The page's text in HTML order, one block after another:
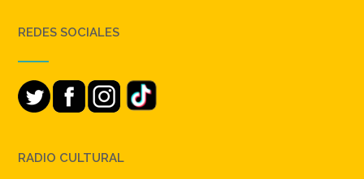
REDES SOCIALES
RADIO CULTURAL